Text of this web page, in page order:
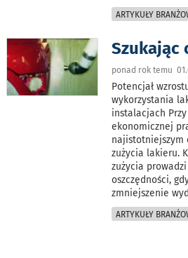
ARTYKUŁY
Szukając
ponad rok temu
Potencjał
wykorzystania
instalacjach
ekonomicznej
najistotniejszym
zużycia lakieru.
zużycia
oszczędności,
zmniejszenie
ARTYKUŁY